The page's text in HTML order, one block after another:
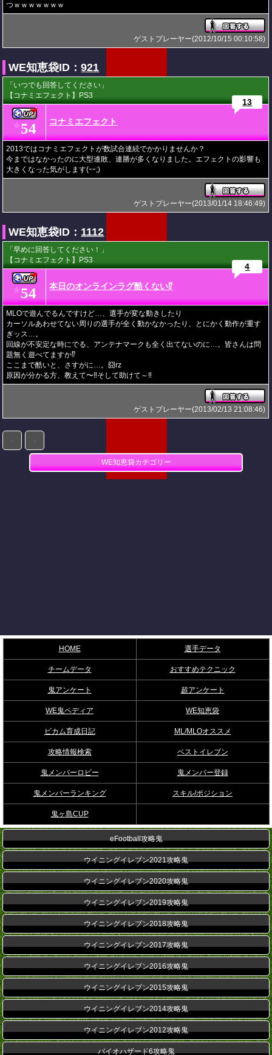
つｗｗｗｗｗｗｗ
ゲストプレーヤー(2012/10/15 00:10:58)
WE知恵袋ID：921
「いつでも回答してください」
【コナミエフェクト】PS3
★54 コナミエフェクト
13
2013ではコナミエフェクトが数試合連続でかかりませんか？
今まではなかったのに大型連敗、連勝が多くなりました。エフェクトの影響も
大きくなった気がします(ｰｰ;)
ゲストプレーヤー(2013/01/14 18:46:49)
WE知恵袋ID： 1112
「早めに回答してください！」
【コナミエフェクト】PS3
★54 本日のオンラインラグ酷くない⁉
4
MLOで遊んでるんですけど…、選手が変な動きしたり
カーソルあわせてない周りの選手が全く動かなかったり、とにかく動作が重す
ぎッス…。
回線が不安定な時にでる、アンテナマークも全く出てないのに…。皆さんは問
題無く遊べてますか⁉
ここまで酷いと、さすがに…。囧rz
原因が分かる方、教えて〜‼そして助けて～‼
ゲストプレーヤー(2013/02/13 21:08:46)
WE知恵袋カテゴリー
HOME 選手データ
チームデータ おすすめテクニック
鬼アンケート 超アンケート
WE鬼ペディア WE知恵袋
ビカム育成日記 ML/MLOオススメ
攻略情報検索 ベストイレブン
鬼メンバーロビー 鬼メンバー登録
鬼メンバーランキング スキル/ポジション
鬼ヶ島CUP
eFootball攻略鬼
ウイニングイレブン2021攻略鬼
ウイニングイレブン2020攻略鬼
ウイニングイレブン2019攻略鬼
ウイニングイレブン2018攻略鬼
ウイニングイレブン2017攻略鬼
ウイニングイレブン2016攻略鬼
ウイニングイレブン2015攻略鬼
ウイニングイレブン2014攻略鬼
ウイニングイレブン2012攻略鬼
バイオハザード6攻略鬼